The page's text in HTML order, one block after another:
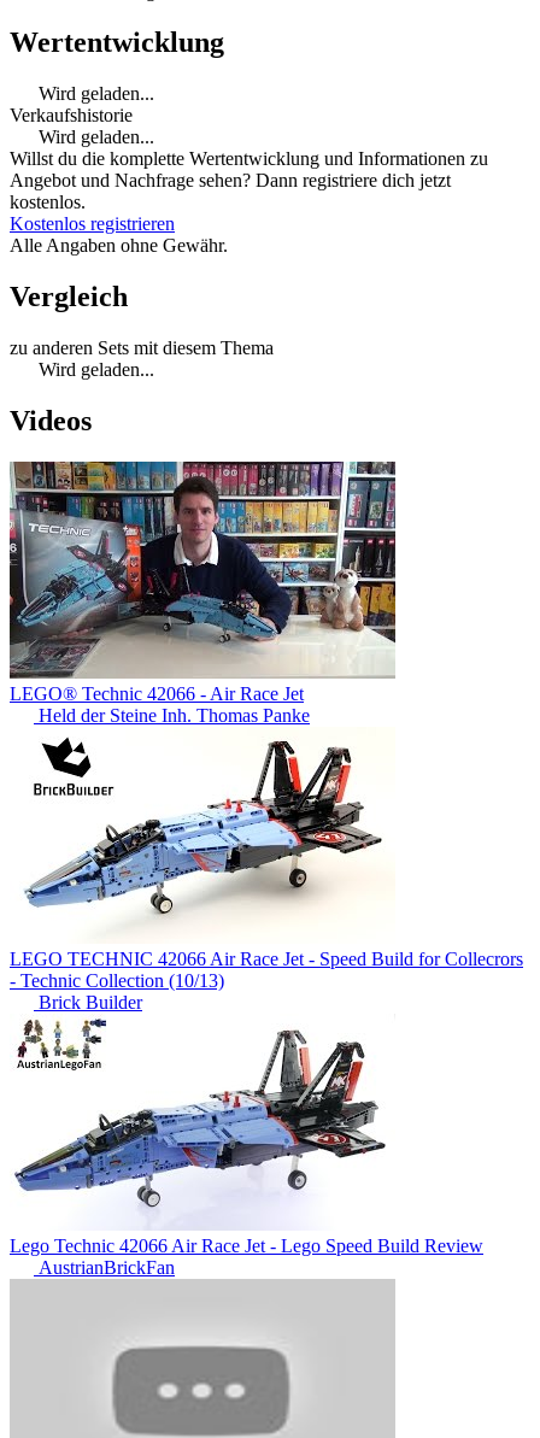
Wertentwicklung
Wird geladen...
Verkaufshistorie
Wird geladen...
Willst du die komplette Wertentwicklung und Informationen zu
Angebot und Nachfrage sehen? Dann registriere dich jetzt
kostenlos.
Kostenlos registrieren
Alle Angaben ohne Gewähr.
Vergleich
zu anderen Sets mit diesem Thema
Wird geladen...
Videos
LEGO® Technic 42066 - Air Race Jet
Held der Steine Inh. Thomas Panke
LEGO TECHNIC 42066 Air Race Jet - Speed Build for Collecrors
- Technic Collection (10/13)
Brick Builder
Lego Technic 42066 Air Race Jet - Lego Speed Build Review
AustrianBrickFan